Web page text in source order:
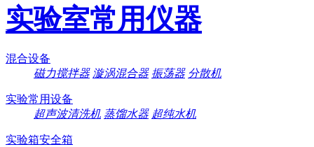
实验室常用仪器
混合设备
磁力搅拌器 漩涡混合器 振荡器 分散机
实验常用设备
超声波清洗机 蒸馏水器 超纯水机
实验箱安全箱